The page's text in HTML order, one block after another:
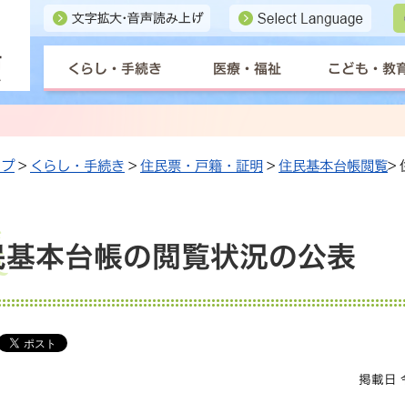
くらし・手続き 医療・福祉 こども・教
> くらし・手続き > 住民票・戸籍・証明 > 住民基本台帳閲覧>
本台帳の閲覧状況の公表
掲載日